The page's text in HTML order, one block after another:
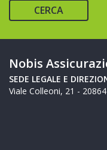
CERCA
Nobis
SEDE LEGALE E
Viale Colleoni, 21 -